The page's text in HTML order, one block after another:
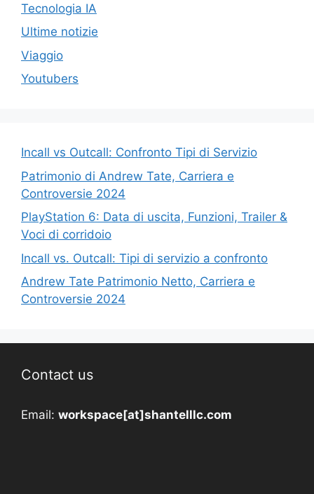
Tecnologia IA
Ultime notizie
Viaggio
Youtubers
Incall vs Outcall: Confronto Tipi di Servizio
Patrimonio di Andrew Tate, Carriera e
Controversie 2024
PlayStation 6: Data di uscita, Funzioni, Trailer &
Voci di corridoio
Incall vs. Outcall: Tipi di servizio a confronto
Andrew Tate Patrimonio Netto, Carriera e
Controversie 2024
Contact us
Email: workspace[at]shantelllc.com